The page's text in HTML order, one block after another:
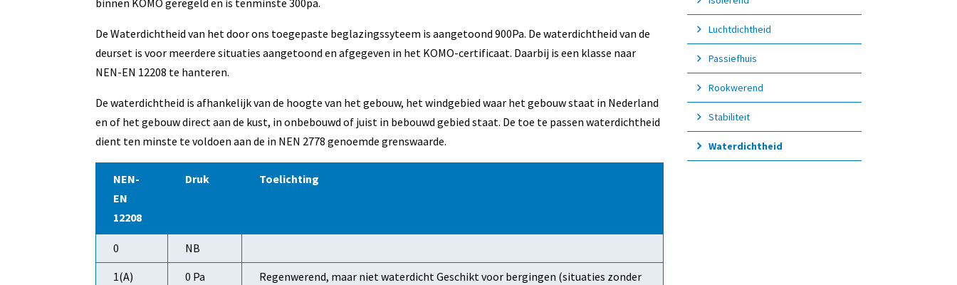
De Waterdichtheid van het door ons toegepaste beglazingssyteem is aangetoond 900Pa. De waterdichtheid van de
deurset is voor meerdere situaties aangetoond en afgegeven in het KOMO-certificaat. Daarbij is een klasse naar
NEN-EN 12208 te hanteren.
De waterdichtheid is afhankelijk van de hoogte van het gebouw, het windgebied waar het gebouw staat in Nederland
en of het gebouw direct aan de kust, in onbebouwd of juist in bebouwd gebied staat. De toe te passen waterdichtheid
dient ten minste te voldoen aan de in NEN 2778 genoemde grenswaarde.
NEN-
EN
12208
Druk Toelichting
0
NB
1(A)
0 Pa
Regenwerend, maar niet waterdicht Geschikt voor bergingen (situaties zonder
Luchtdichtheid
Passiefhuis
Rookwerend
Stabiliteit
Waterdichtheid